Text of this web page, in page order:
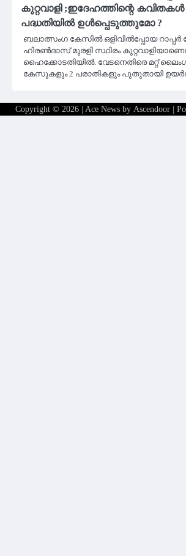
കുറ്റവാളി ;ഇദേഹത്തിന്റെ
പദ്ധതിയിൽ ഉൾപ്പെടുത്തുമോ ?
ബലാത്സംഗ കേസില്‍ ഒളിവില്‍പ്പോയ റാപ്പര്‍
ഹിരണ്‍ദാസ് മുരളി സ്ഥിരം
ഹൈക്കോടതിയില്‍. വേടനെതിരെ മറ്റ്
കേസുകളും 2 പരാതികളും പുതുതായി
Copyright © 2026 | Ace News by Ascendoor|